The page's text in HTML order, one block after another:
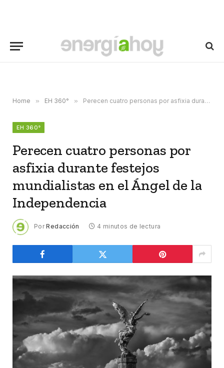
Home » EH 360° » Perecen cuatro personas por asfixia durante festejos mundialistas en el Ángel de la Independencia
EH 360°
Perecen cuatro personas por
asfixia durante festejos
mundialistas en el Ángel de la
Independencia
Por Redacción 4 minutos de lectura